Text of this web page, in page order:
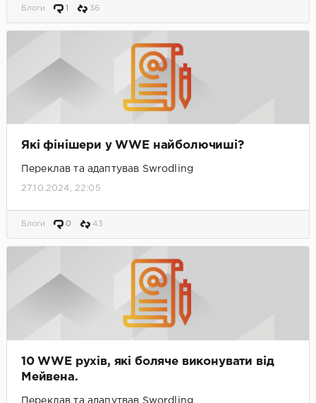
Блоги 1 36
Які фінішери у WWE найболючиші?
Переклав та адаптував Swrodling
27.10.2024, 22:05
Блоги 0 43
10 WWE рухів, які боляче виконувати від
Мейвена.
Переклав та адапутвав Swordling